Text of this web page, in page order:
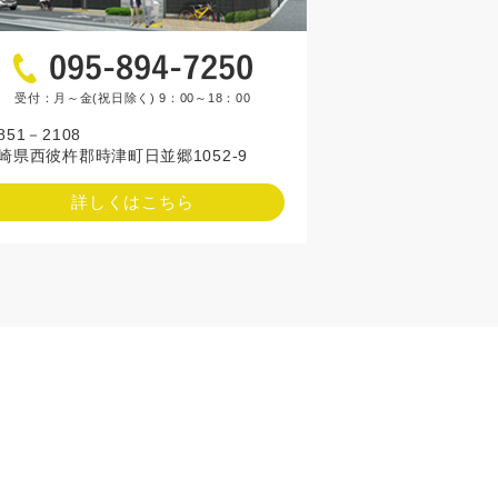
受付：月～金(祝日除く) 9：00～18：00
－2108
県西彼杵郡時津町日並郷1052-9
詳しくはこちら